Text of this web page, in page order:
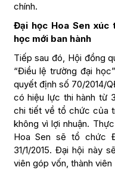
chính.
Đại học Hoa Sen xúc
học mới ban hành
Tiếp sau đó, Hội đồng
“Điều lệ trường đại
quyết định số 70/2014/
có hiệu lực thi hành từ
chi tiết về tổ chức của
không vì lợi nhuận.
Hoa Sen sẽ tổ chức
31/1/2015. Đại hội này
viên góp vốn, thành